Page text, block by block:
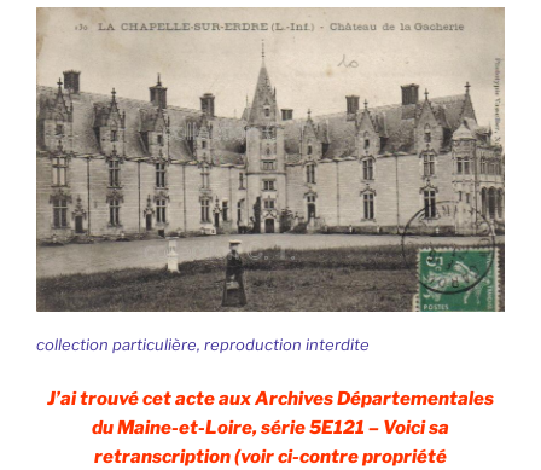
collection particulière, reproduction interdite
J’ai trouvé cet acte aux Archives Départementales
du Maine-et-Loire, série 5E121 – Voici sa
retranscription (voir ci-contre propriété